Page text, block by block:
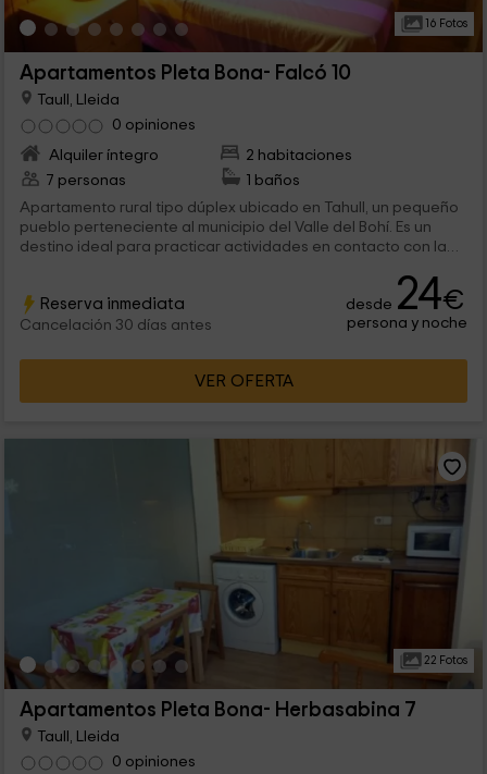
16 Fotos
Apartamentos Pleta Bona- Falcó 10
Taull, Lleida
0 opiniones
Alquiler íntegro
2 habitaciones
7 personas
1 baños
Apartamento rural tipo dúplex ubicado en Tahull, un pequeño
pueblo perteneciente al municipio del Valle del Bohí. Es un
destino ideal para practicar actividades en contacto con la
Reserva inmediata
Cancelación 30 días antes
desde 24€
persona y noche
VER OFERTA
22 Fotos
Apartamentos Pleta Bona- Herbasabina 7
Taull, Lleida
0 opiniones